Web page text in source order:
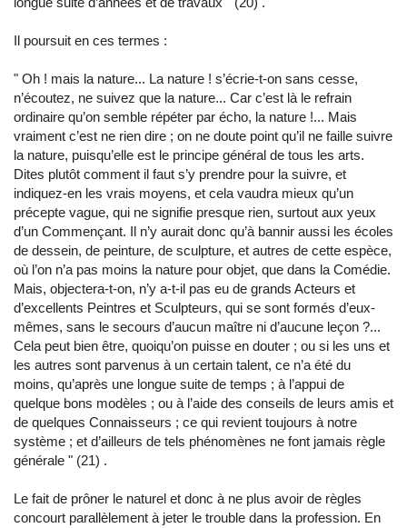
Il poursuit en ces termes :
" Oh ! mais la nature... La nature ! s’écrie-t-on sans cesse,
n’écoutez, ne suivez que la nature... Car c’est là le refrain
ordinaire qu’on semble répéter par écho, la nature !... Mais
vraiment c’est ne rien dire ; on ne doute point qu’il ne faille suivre
la nature, puisqu’elle est le principe général de tous les arts.
Dites plutôt comment il faut s’y prendre pour la suivre, et
indiquez-en les vrais moyens, et cela vaudra mieux qu’un
précepte vague, qui ne signifie presque rien, surtout aux yeux
d’un Commençant. Il n’y aurait donc qu’à bannir aussi les écoles
de dessein, de peinture, de sculpture, et autres de cette espèce,
où l’on n’a pas moins la nature pour objet, que dans la Comédie.
Mais, objectera-t-on, n’y a-t-il pas eu de grands Acteurs et
d’excellents Peintres et Sculpteurs, qui se sont formés d’eux-
mêmes, sans le secours d’aucun maître ni d’aucune leçon ?...
Cela peut bien être, quoiqu’on puisse en douter ; ou si les uns et
les autres sont parvenus à un certain talent, ce n’a été du
moins, qu’après une longue suite de temps ; à l’appui de
quelque bons modèles ; ou à l’aide des conseils de leurs amis et
de quelques Connaisseurs ; ce qui revient toujours à notre
système ; et d’ailleurs de tels phénomènes ne font jamais règle
générale " (21) .
Le fait de prôner le naturel et donc à ne plus avoir de règles
concourt parallèlement à jeter le trouble dans la profession. En